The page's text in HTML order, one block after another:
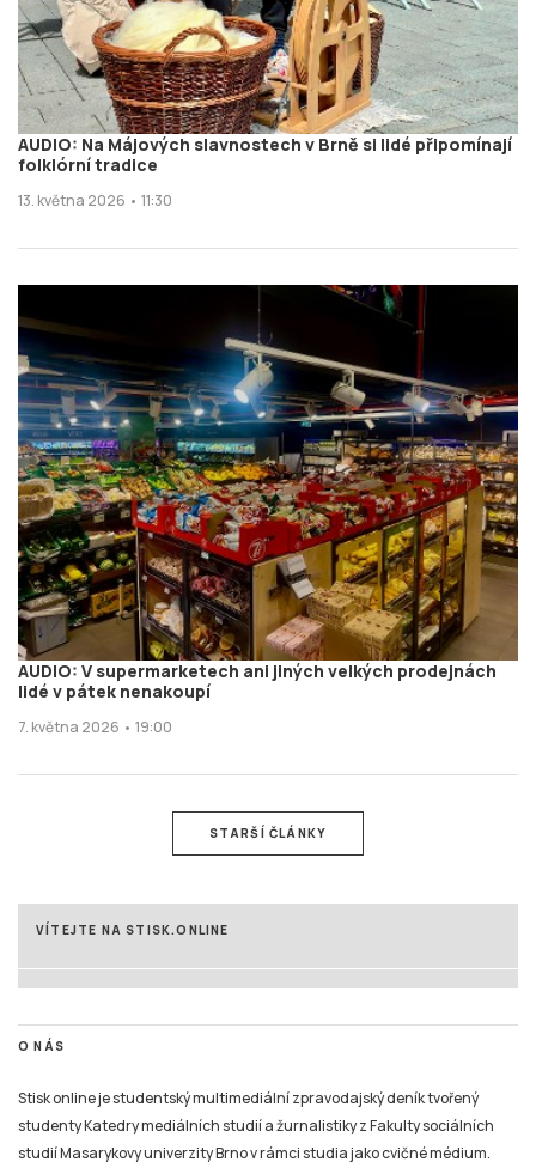
AUDIO: Na Májových slavnostech v Brně si lidé připomínají
folklórní tradice
13. května 2026 • 11:30
AUDIO: V supermarketech ani jiných velkých prodejnách
lidé v pátek nenakoupí
7. května 2026 • 19:00
STARŠÍ ČLÁNKY
VÍTEJTE NA STISK.ONLINE
O NÁS
Stisk online je studentský multimediální zpravodajský deník tvořený
studenty Katedry mediálních studií a žurnalistiky z Fakulty sociálních
studií Masarykovy univerzity Brno v rámci studia jako cvičné médium.